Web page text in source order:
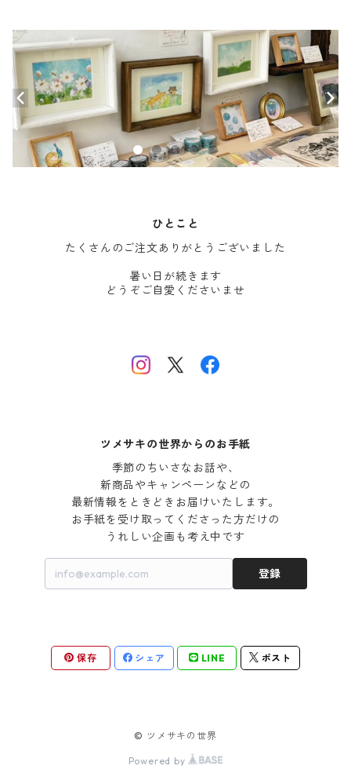
ひとこと
たくさんのご注文ありがとうございました
暑い日が続きます
どうぞご自愛くださいませ
ツメサキの世界からのお手紙
季節のちいさなお話や、
新商品やキャンペーンなどの
最新情報をときどきお届けいたします。
お手紙を受け取ってくださった方だけの
うれしい企画も考え中です
登録
保存 シェア LINE ポスト
© ツメサキの世界
Powered by